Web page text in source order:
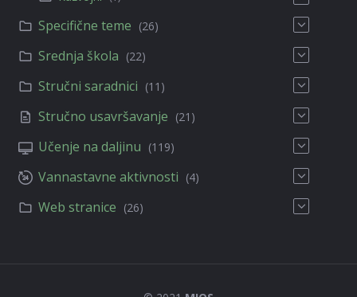
Specifične teme (26)
Srednja škola (22)
Stručni saradnici (11)
Stručno usavršavanje (21)
Učenje na daljinu (119)
Vannastavne aktivnosti (4)
Web stranice (26)